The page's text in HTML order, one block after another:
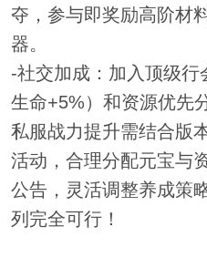
夺，参与即奖励高阶材
器。
-社交加成：加入顶级行
生命+5%）和资源优先
私服战力提升需结合版
活动，合理分配元宝与
公告，灵活调整养成策
列完全可行！